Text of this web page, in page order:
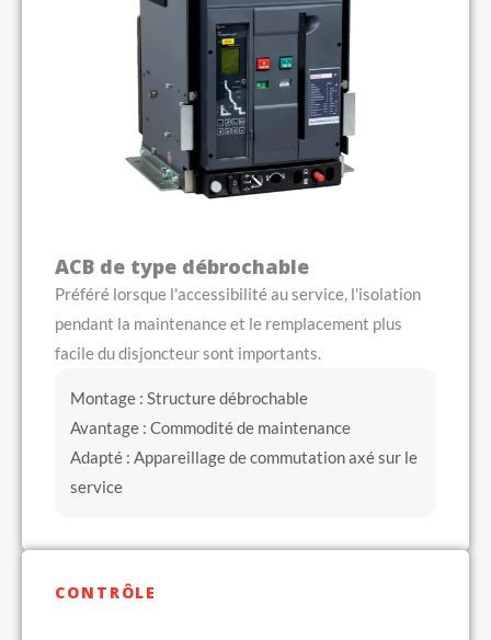
ACB de type débrochable
Préféré lorsque l'accessibilité au service, l'isolation
pendant la maintenance et le remplacement plus
facile du disjoncteur sont importants.
Montage : Structure débrochable
Avantage : Commodité de maintenance
Adapté : Appareillage de commutation axé sur le
service
CONTRÔLE